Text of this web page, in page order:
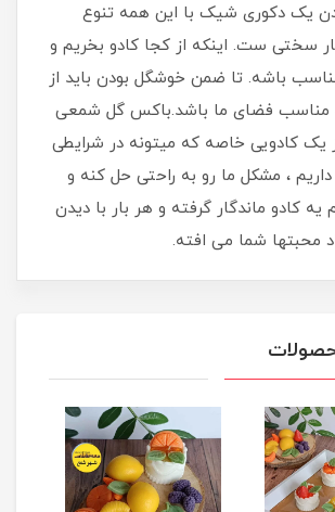
یک دکوری شیک با این همه تنوع
سختی ست. اینکه از کجا کادو بخریم و
باشه. تا ضمن خوشگل بودن باید از
مناسب فضای ما باشد.باکس گل شمعی
یک کادویی خاصه که میتونه در شرایطی
داریم ، مشکل ما رو به راحتی حل کنه و
کادو ماندگار گرفته و هر بار با دیدن
محبتها شما می افته.